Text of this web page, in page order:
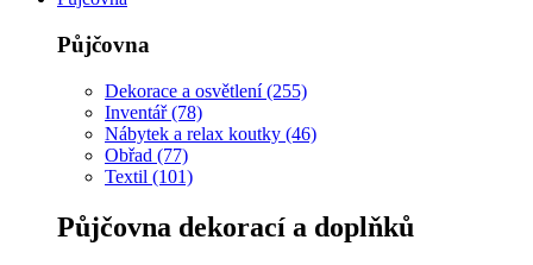
Půjčovna
Dekorace a osvětlení (255)
Inventář (78)
Nábytek a relax koutky (46)
Obřad (77)
Textil (101)
Půjčovna dekorací a doplňků